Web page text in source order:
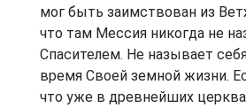
мог быть заимствован из
что там Мессия никогда не
Спасителем. Не называет
время Своей земной жизни.
что уже в древнейших